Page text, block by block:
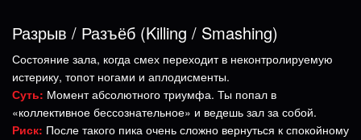
Разрыв / Разъёб (Killing / Smashing)
Состояние зала, когда смех переходит в неконтролируемую
истерику, топот ногами и аплодисменты.
Суть: Момент абсолютного триумфа. Ты попал в
«коллективное бессознательное» и ведешь зал за собой.
Риск: После такого пика очень сложно вернуться к спокойному